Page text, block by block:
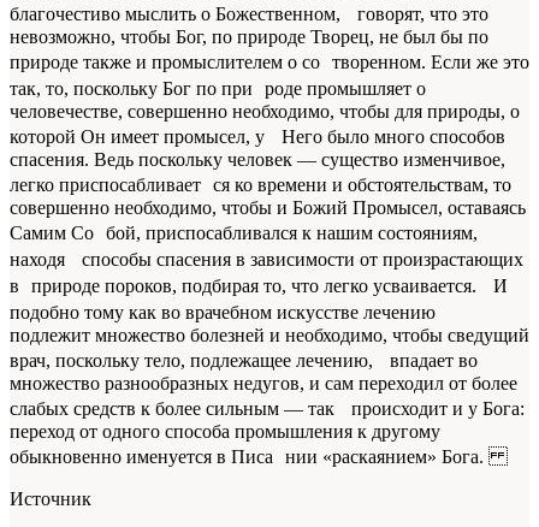
благочестиво мыслить о Божественном, говорят, что это
невозможно, чтобы Бог, по природе Творец, не был бы по
природе также и промыслителем о со творенном. Если же это
так, то, поскольку Бог по при роде промышляет о
человечестве, совершенно необходимо, чтобы для природы, о
которой Он имеет промысел, у Него было много способов
спасения. Ведь поскольку человек — существо изменчивое,
легко приспосабливает ся ко времени и обстоятельствам, то
совершенно необходимо, чтобы и Божий Промысел, оставаясь
Самим Со бой, приспосабливался к нашим состояниям,
находя способы спасения в зависимости от произрастающих
в природе пороков, подбирая то, что легко усваивается. И
подобно тому как во врачебном искусстве лечению
подлежит множество болезней и необходимо, чтобы сведущий
врач, поскольку тело, подлежащее лечению, впадает во
множество разнообразных недугов, и сам переходил от более
слабых средств к более сильным — так происходит и у Бога:
переход от одного способа промышления к другому
обыкновенно именуется в Писа нии «раскаянием» Бога.
Источник